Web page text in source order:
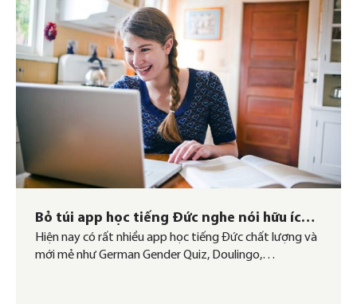
Bỏ túi app học tiếng Đức nghe nói hữu ích
dành cho bạn
Hiện nay có rất nhiều app học tiếng Đức chất lượng và
mới mẻ như German Gender Quiz, Doulingo,